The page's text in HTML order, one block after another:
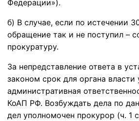
Федерации»).
б) В случае, если по истечении
обращение так и не поступил –
прокуратуру.
За непредставление ответа в
законом срок для органа власти
административная
КоАП РФ. Возбуждать дела по
дел уполномочен прокурор (ч. 1